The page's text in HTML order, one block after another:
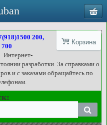
Корзина
200,
Интернет-
разработки. За справками о
и с заказами обращайтесь по